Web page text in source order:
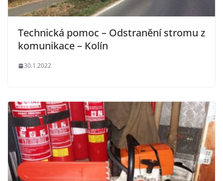
Technická pomoc – Odstranění stromu z
komunikace – Kolín
30.1.2022